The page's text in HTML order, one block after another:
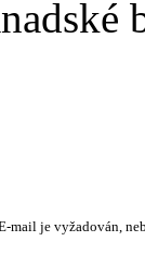
mail je vyžadován,